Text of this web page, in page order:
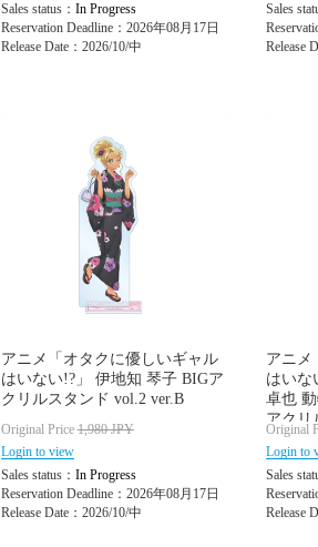
Sales status： In Progress
Reservation Deadline：2026年08月17日
Release Date：2026/10/中
Sales
Release
アニメ「オタクに優しいギャル
はいない!?」 伊地知 琴子 BIGア
クリルスタンド vol.2 ver.B
Original Price 1,980JPY
Login to view
Sales status： In Progress
Reservation Deadline：2026年08月17日
Release Date：2026/10/中
アニメ
はいな
卓也
アクリ
Original
Login to
Sales
Release